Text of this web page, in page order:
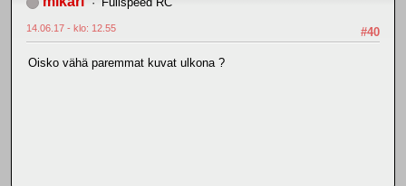
#40
14.06.17 - klo: 12.55
Oisko vähä paremmat kuvat ulkona ?